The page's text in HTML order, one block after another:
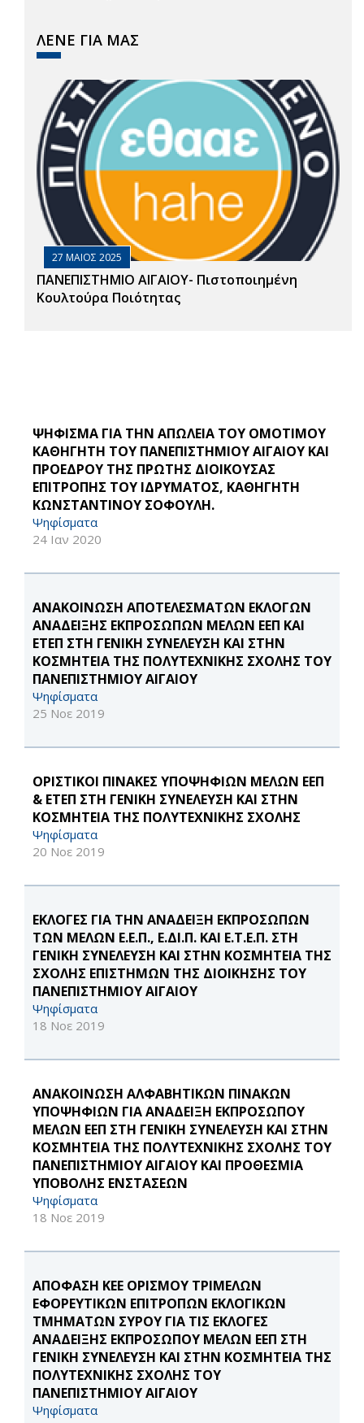
ΛΕΝΕ ΓΙΑ ΜΑΣ
27 ΜΑΙΟΣ 2025
ΠΑΝΕΠΙΣΤΗΜΙΟ ΑΙΓΑΙΟΥ- Πιστοποιημένη
Κουλτούρα Ποιότητας
ΨΗΦΙΣΜΑ ΓΙΑ ΤΗΝ ΑΠΩΛΕΙΑ ΤΟΥ ΟΜΟΤΙΜΟΥ
ΚΑΘΗΓΗΤΗ ΤΟΥ ΠΑΝΕΠΙΣΤΗΜΙΟΥ ΑΙΓΑΙΟΥ ΚΑΙ
ΠΡΟΕΔΡΟΥ ΤΗΣ ΠΡΩΤΗΣ ΔΙΟΙΚΟΥΣΑΣ
ΕΠΙΤΡΟΠΗΣ ΤΟΥ ΙΔΡΥΜΑΤΟΣ, ΚΑΘΗΓΗΤΗ
ΚΩΝΣΤΑΝΤΙΝΟΥ ΣΟΦΟΥΛΗ.
Ψηφίσματα
24 Ιαν 2020
ΑΝΑΚΟΙΝΩΣΗ ΑΠΟΤΕΛΕΣΜΑΤΩΝ ΕΚΛΟΓΩΝ
ΑΝΑΔΕΙΞΗΣ ΕΚΠΡΟΣΩΠΩΝ ΜΕΛΩΝ ΕΕΠ ΚΑΙ
ΕΤΕΠ ΣΤΗ ΓΕΝΙΚΗ ΣΥΝΕΛΕΥΣΗ ΚΑΙ ΣΤΗΝ
ΚΟΣΜΗΤΕΙΑ ΤΗΣ ΠΟΛΥΤΕΧΝΙΚΗΣ ΣΧΟΛΗΣ ΤΟΥ
ΠΑΝΕΠΙΣΤΗΜΙΟΥ ΑΙΓΑΙΟΥ
Ψηφίσματα
25 Νοε 2019
ΟΡΙΣΤΙΚΟΙ ΠΙΝΑΚΕΣ ΥΠΟΨΗΦΙΩΝ ΜΕΛΩΝ ΕΕΠ
& ΕΤΕΠ ΣΤΗ ΓΕΝΙΚΗ ΣΥΝΕΛΕΥΣΗ ΚΑΙ ΣΤΗΝ
ΚΟΣΜΗΤΕΙΑ ΤΗΣ ΠΟΛΥΤΕΧΝΙΚΗΣ ΣΧΟΛΗΣ
Ψηφίσματα
20 Νοε 2019
ΕΚΛΟΓΕΣ ΓΙΑ ΤΗΝ ΑΝΑΔΕΙΞΗ ΕΚΠΡΟΣΩΠΩΝ
ΤΩΝ ΜΕΛΩΝ Ε.Ε.Π., Ε.ΔΙ.Π. ΚΑΙ Ε.Τ.Ε.Π. ΣΤΗ
ΓΕΝΙΚΗ ΣΥΝΕΛΕΥΣΗ ΚΑΙ ΣΤΗΝ ΚΟΣΜΗΤΕΙΑ ΤΗΣ
ΣΧΟΛΗΣ ΕΠΙΣΤΗΜΩΝ ΤΗΣ ΔΙΟΙΚΗΣΗΣ ΤΟΥ
ΠΑΝΕΠΙΣΤΗΜΙΟΥ ΑΙΓΑΙΟΥ
Ψηφίσματα
18 Νοε 2019
ΑΝΑΚΟΙΝΩΣΗ ΑΛΦΑΒΗΤΙΚΩΝ ΠΙΝΑΚΩΝ
ΥΠΟΨΗΦΙΩΝ ΓΙΑ ΑΝΑΔΕΙΞΗ ΕΚΠΡΟΣΩΠΟΥ
ΜΕΛΩΝ ΕΕΠ ΣΤΗ ΓΕΝΙΚΗ ΣΥΝΕΛΕΥΣΗ ΚΑΙ ΣΤΗΝ
ΚΟΣΜΗΤΕΙΑ ΤΗΣ ΠΟΛΥΤΕΧΝΙΚΗΣ ΣΧΟΛΗΣ ΤΟΥ
ΠΑΝΕΠΙΣΤΗΜΙΟΥ ΑΙΓΑΙΟΥ ΚΑΙ ΠΡΟΘΕΣΜΙΑ
ΥΠΟΒΟΛΗΣ ΕΝΣΤΑΣΕΩΝ
Ψηφίσματα
18 Νοε 2019
ΑΠΟΦΑΣΗ ΚΕΕ ΟΡΙΣΜΟΥ ΤΡΙΜΕΛΩΝ
ΕΦΟΡΕΥΤΙΚΩΝ ΕΠΙΤΡΟΠΩΝ ΕΚΛΟΓΙΚΩΝ
ΤΜΗΜΑΤΩΝ ΣΥΡΟΥ ΓΙΑ ΤΙΣ ΕΚΛΟΓΕΣ
ΑΝΑΔΕΙΞΗΣ ΕΚΠΡΟΣΩΠΟΥ ΜΕΛΩΝ ΕΕΠ ΣΤΗ
ΓΕΝΙΚΗ ΣΥΝΕΛΕΥΣΗ ΚΑΙ ΣΤΗΝ ΚΟΣΜΗΤΕΙΑ ΤΗΣ
ΠΟΛΥΤΕΧΝΙΚΗΣ ΣΧΟΛΗΣ ΤΟΥ
ΠΑΝΕΠΙΣΤΗΜΙΟΥ ΑΙΓΑΙΟΥ
Ψηφίσματα